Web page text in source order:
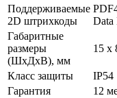
Поддерживаемые
2D штрихкоды
Data
Габаритные
размеры
(ШхДхВ), мм
15 х
Класс защиты
IP54
Гарантия
12